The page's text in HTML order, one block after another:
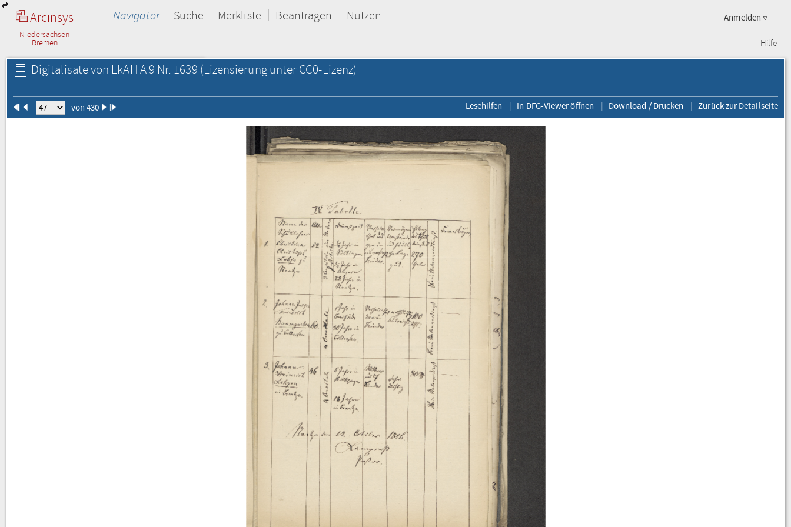
Arcinsys
Niedersachsen
Bremen
Anmelden
Navigator Suche Merkliste Beantragen Nutzen
Hilfe
Digitalisate von LkAH A 9 Nr. 1639 (Lizensierung unter CC0-Lizenz)
von 430 Lesehilfen In DFG-Viewer öffnen Download / Drucken Zurück zur Detailseite